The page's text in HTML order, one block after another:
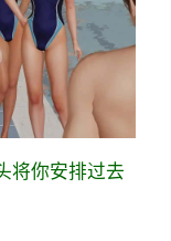
将你安排过去